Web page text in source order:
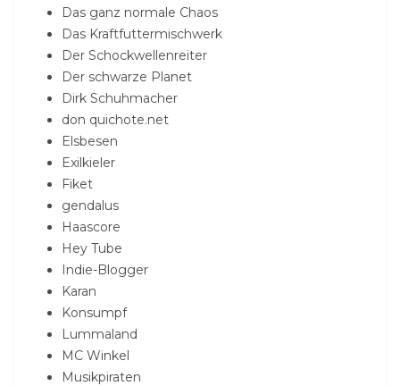
Das ganz normale Chaos
Das Kraftfuttermischwerk
Der Schockwellenreiter
Der schwarze Planet
Dirk Schuhmacher
don quichote.net
Elsbesen
Exilkieler
Fiket
gendalus
Haascore
Hey Tube
Indie-Blogger
Karan
Konsumpf
Lummaland
MC Winkel
Musikpiraten